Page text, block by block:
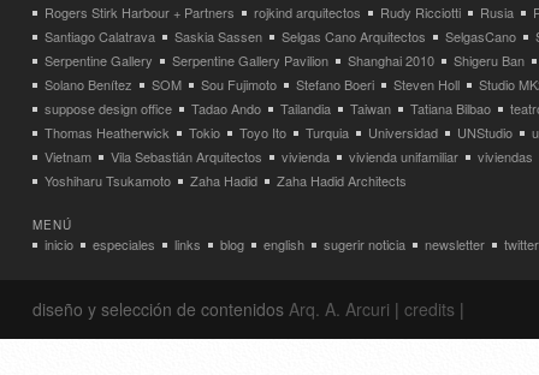
Rogers Stirk Harbour + Partners
rojkind arquitectos Rudy Ricciotti Rusia
Santiago Calatrava
Saskia Sassen Selgas Cano Arquitectos SelgasCano
Serpentine Gallery
Serpentine Gallery Pavilion Shanghai 2010
Shigeru Ban
Solano Benítez
SOM Sou Fujimoto Stefano Boeri Steven Holl
Studio
suppose design office
Tadao Ando Tailandia Taiwan Tatiana Bilbao
Thomas Heatherwick
Tokio Toyo Ito Turquia Universidad UNStudio
Vietnam
Vila Sebastián Arquitectos vivienda vivienda unifamiliar
viviendas
Yoshiharu Tsukamoto
Zaha Hadid Zaha Hadid Architects
MENÚ
inicio especiales links blog english sugerir noticia newsletter twitter
diseño y selección de contenidos Arq. A. Arcuri | credits |